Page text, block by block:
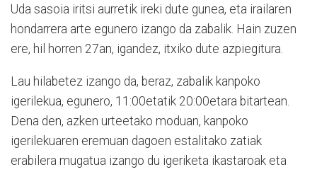
Uda sasoia iritsi aurretik ireki dute gunea, eta irailaren
hondarrera arte egunero izango da zabalik. Hain zuzen
ere, hil horren 27an, igandez, itxiko dute azpiegitura.
Lau hilabetez izango da, beraz, zabalik kanpoko
igerilekua, egunero, 11:00etatik 20:00etara bitartean.
Dena den, azken urteetako moduan, kanpoko
igerilekuaren eremuan dagoen estalitako zatiak
erabilera mugatua izango du igeriketa ikastaroak eta